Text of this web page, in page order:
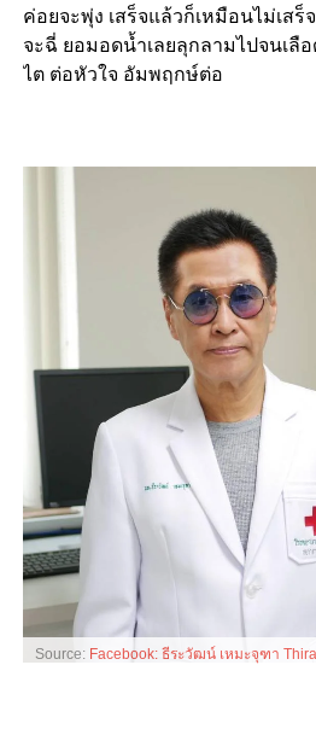
ค่อยจะพุ่ง เสร็จแล้วก็เหมือนไม่เส
จะฉี่ ยอมอดน้ำเลยลุกลามไปจนเ
ไต ต่อหัวใจ อัมพฤกษ์ต่อ
Source: Facebook: ธีระวัฒน์ เหมะจุฑา